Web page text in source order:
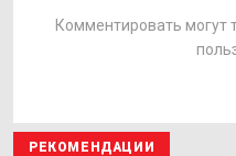
Комментировать могут
РЕКОМЕНДАЦИИ